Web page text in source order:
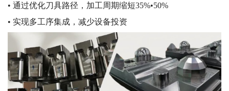
• 消除接刀痕，表面质量显著改善
2.效率提升效果：
• 减少装夹次数，节省60%以上的辅助时间
• 通过优化刀具路径，加工周期缩短35%•50%
• 实现多工序集成，减少设备投资